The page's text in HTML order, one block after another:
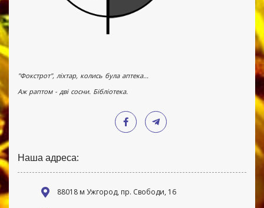
"Фокстрот", ліхтар, колись була аптека...
Аж раптом - дві сосни. Бібліотека.
Наша адреса:
88018 м Ужгород, пр. Свободи, 16